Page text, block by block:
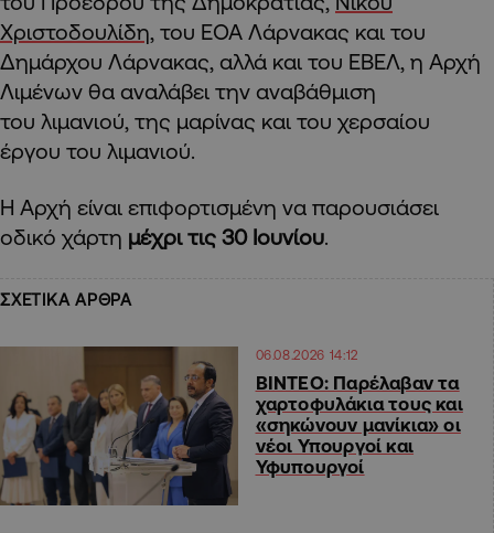
Χριστοδουλίδη, του ΕΟΑ Λάρνακας και του
Δημάρχου Λάρνακας, αλλά και του ΕΒΕΛ, η Αρχή
Λιμένων θα αναλάβει την αναβάθμιση
του λιμανιού, της μαρίνας και του χερσαίου
έργου του λιμανιού.
Η Αρχή είναι επιφορτισμένη να παρουσιάσει
οδικό χάρτη μέχρι τις 30 Ιουνίου.
ΣΧΕΤΙΚΑ ΑΡΘΡΑ
06.08.2026 14:12
ΒΙΝΤΕΟ: Παρέλαβαν τα
χαρτοφυλάκια τους και
«σηκώνουν μανίκια» οι
νέοι Υπουργοί και
Υφυπουργοί